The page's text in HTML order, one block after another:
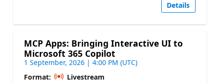
Details
MCP Apps: Bringing Interactive UI to
Microsoft 365 Copilot
1 September, 2026 | 4:00 PM (UTC)
Format:
Livestream